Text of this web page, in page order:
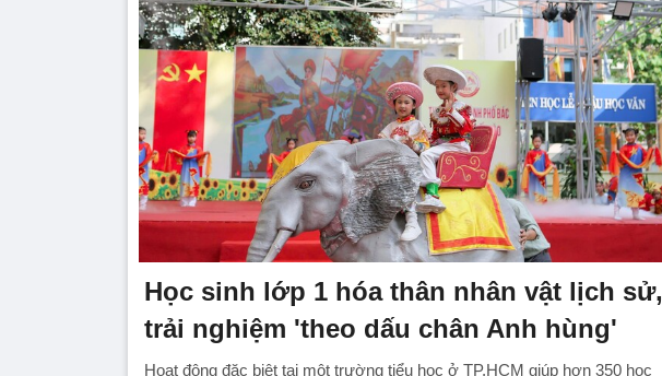
Học sinh lớp 1 hóa thân nhân vật lịch sử,
trải nghiệm 'theo dấu chân Anh hùng'
Hoạt động đặc biệt tại một trường tiểu học ở TP.HCM giúp hơn 350 học